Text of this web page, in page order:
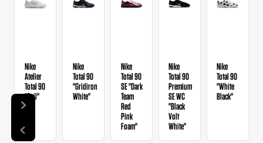
Nike
Atelier
Total 90
"Sail"
Nike
Total 90
"Gridiron
White"
Nike
Total 90
SE "Dark
Team
Red
Pink
Foam"
Nike
Total 90
Premium
SE WC
"Black
Volt
White"
Nike
Total 90
"White
Black"